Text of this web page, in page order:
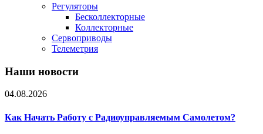
Регуляторы
Бесколлекторные
Коллекторные
Сервоприводы
Телеметрия
Наши новости
04.08.2026
Как Начать Работу с Радиоуправляемым Самолетом?